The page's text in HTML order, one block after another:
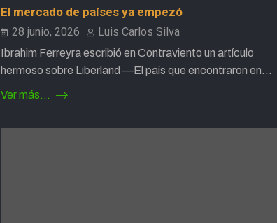
El mercado de países ya empezó
28 junio, 2026 Luis Carlos Silva
Ibrahim Ferreyra escribió en Contraviento un artículo
hermoso sobre Liberland —El país que encontraron en…
Ver más...